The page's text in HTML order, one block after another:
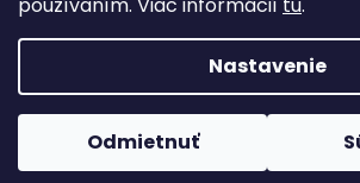
Nastavenie
Odmietnuť
Copyright 2026MAGENTAMODA.
vyhradené.
Upraviť